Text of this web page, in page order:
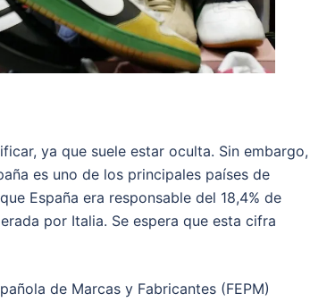
ya que suele estar oculta. Sin embargo,
es uno de los principales países de
España era responsable del 18,4% de
por Italia. Se espera que esta cifra
de Marcas y Fabricantes (FEPM)